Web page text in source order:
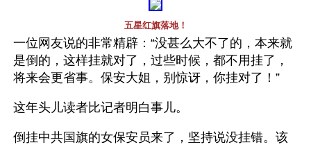
五星红旗落地！
一位网友说的非常精辟：“没甚么大不了的，本来就
是倒的，这样挂就对了，过些时候，都不用挂了，
将来会更省事。保安大姐，别惊讶，你挂对了！”
这年头儿读者比记者明白事儿。
倒挂中共国旗的女保安员来了，坚持说没挂错。该